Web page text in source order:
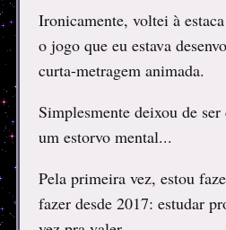
Ironicamente, voltei à
o jogo que eu estava
curta-metragem animada.
Simplesmente deixou de
um estorvo mental...
Pela primeira vez, estou
fazer desde 2017: estudar